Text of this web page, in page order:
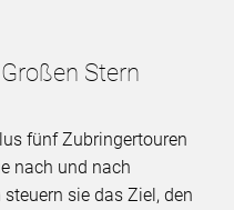
Stern
fünf Zubringertouren
nach und nach
sie das Ziel, den